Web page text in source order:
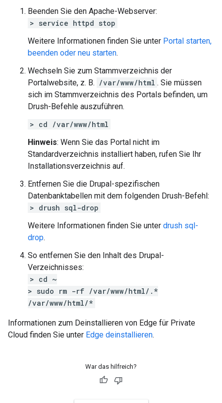
Beenden Sie den Apache-Webserver:
> service httpd stop
Weitere Informationen finden Sie unter Portal starten,
beenden oder neu starten.
Wechseln Sie zum Stammverzeichnis der
Portalwebsite, z. B. /var/www/html . Sie müssen
sich im Stammverzeichnis des Portals befinden, um
Drush-Befehle auszuführen.
> cd /var/www/html
Hinweis: Wenn Sie das Portal nicht im
Standardverzeichnis installiert haben, rufen Sie Ihr
Installationsverzeichnis auf.
Entfernen Sie die Drupal-spezifischen
Datenbanktabellen mit dem folgenden Drush-Befehl:
> drush sql-drop
Weitere Informationen finden Sie unter drush sql-
drop.
So entfernen Sie den Inhalt des Drupal-
Verzeichnisses:
> cd ~
> sudo rm -rf /var/www/html/.*
/var/www/html/*
Informationen zum Deinstallieren von Edge für Private
Cloud finden Sie unter Edge deinstallieren.
War das hilfreich?